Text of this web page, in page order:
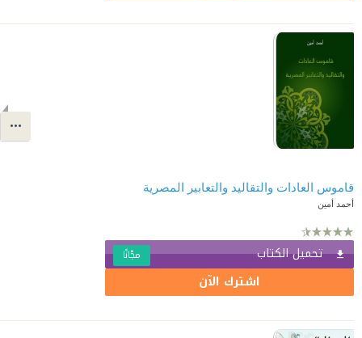
قاموس العادات والتقاليد والتعابير المصرية
أحمد أمين
تحميل الكتاب مجّانًا
اشترك الآن